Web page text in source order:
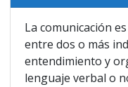
La comunicación
entre dos o más
entendimiento y
lenguaje verbal o